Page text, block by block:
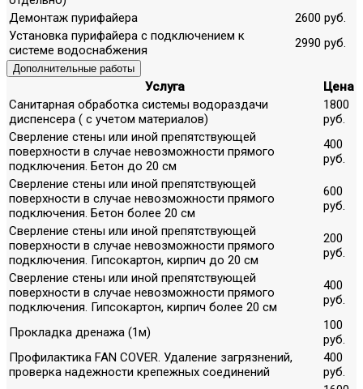
Демонтаж пурифайера
2600 руб.
Установка пурифайера с подключением к
системе водоснабжения
2990 руб.
Дополнительные работы
Услуга
Цена
Санитарная обработка системы водораздачи
диспенсера ( с учетом материалов)
1800
руб.
Сверление стены или иной препятствующей
поверхности в случае невозможности прямого
подключения. Бетон до 20 см
400
руб.
Сверление стены или иной препятствующей
поверхности в случае невозможности прямого
подключения. Бетон более 20 см
600
руб.
Сверление стены или иной препятствующей
поверхности в случае невозможности прямого
подключения. Гипсокартон, кирпич до 20 см
200
руб.
Сверление стены или иной препятствующей
поверхности в случае невозможности прямого
подключения. Гипсокартон, кирпич более 20 см
400
руб.
Прокладка дренажа (1м)
100
руб.
Профилактика FAN COVER. Удаление загрязнений,
проверка надежности крепежных соединений
400
руб.